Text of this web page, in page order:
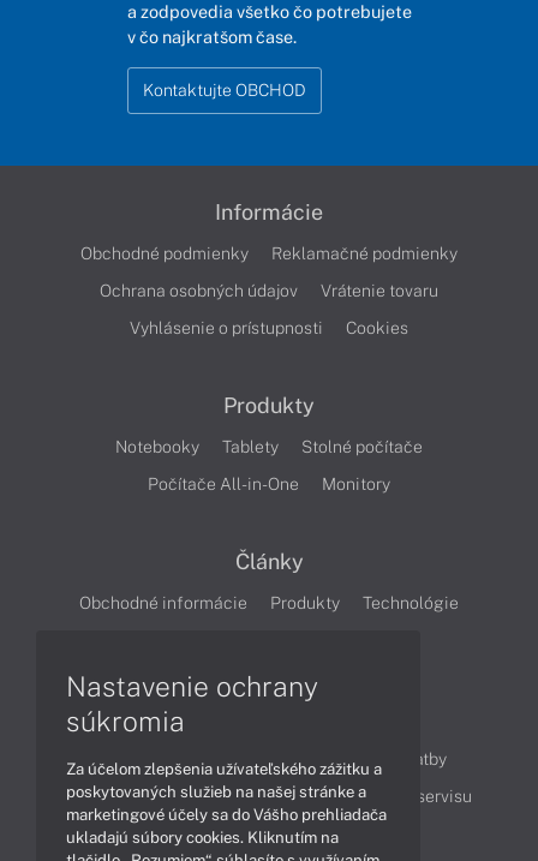
a zodpovedia všetko čo potrebujete
v čo najkratšom čase.
Kontaktujte OBCHOD
Informácie
Obchodné podmienky
Reklamačné podmienky
Ochrana osobných údajov
Vrátenie tovaru
Vyhlásenie o prístupnosti
Cookies
Produkty
Notebooky Tablety
Stolné počítače
Počítače All-in-One
Monitory
Články
Obchodné informácie Produkty
Technológie
Ako nakupovať
Možnosti doručenia a platby
Podpora a servis
Servisné služby Cenník servisu
Nastavenie ochrany
súkromia
Za účelom zlepšenia užívateľského zážitku a
poskytovaných služieb na našej stránke a
marketingové účely sa do Vášho prehliadača
ukladajú súbory cookies. Kliknutím na